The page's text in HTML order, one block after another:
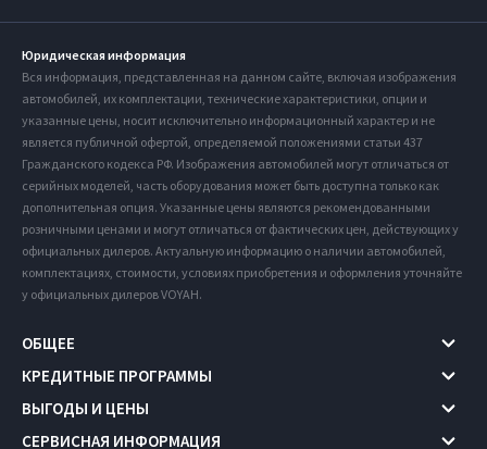
Юридическая информация
Вся информация, представленная на данном сайте, включая изображения
автомобилей, их комплектации, технические характеристики, опции и
указанные цены, носит исключительно информационный характер и не
является публичной офертой, определяемой положениями статьи 437
Гражданского кодекса РФ. Изображения автомобилей могут отличаться от
серийных моделей, часть оборудования может быть доступна только как
дополнительная опция. Указанные цены являются рекомендованными
розничными ценами и могут отличаться от фактических цен, действующих у
официальных дилеров. Актуальную информацию о наличии автомобилей,
комплектациях, стоимости, условиях приобретения и оформления уточняйте
у официальных дилеров VOYAH.
ОБЩЕЕ
КРЕДИТНЫЕ ПРОГРАММЫ
ВЫГОДЫ И ЦЕНЫ
СЕРВИСНАЯ ИНФОРМАЦИЯ